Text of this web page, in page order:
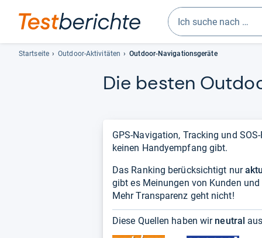
Geben
Sie
drei
Zeichen
erscheinen
automatisch
lassen
sich
mit
den
Pfeiltasten
auswählen.
Startseite Outdoor-Aktivitäten Outdoor-Navigationsgeräte
Die bes­ten
GPS-Navigation, Tracking und
keinen Handyempfang gibt.
Das Ranking berücksichtigt nur
gibt es Meinungen von Kunden
Mehr Transparenz geht nicht!
Diese Quellen haben wir neutral